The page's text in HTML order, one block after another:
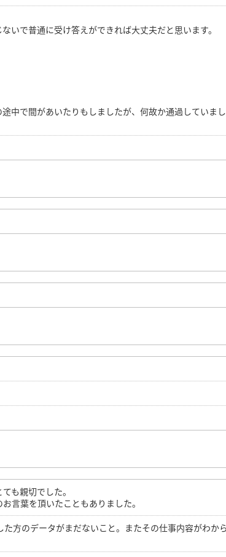
いで普通に受け答えができれば大丈夫だと思います。
中で間があいたりもしましたが、何故か通過していまし
も親切でした。
言葉を頂いたこともありました。
方のデータがまだないこと。またその仕事内容がわか